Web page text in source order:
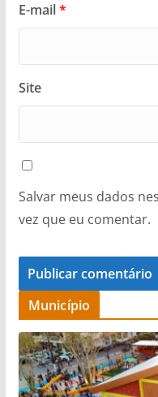
E-mail*
Site
Salvar meus dados
vez que eu comentar.
Município